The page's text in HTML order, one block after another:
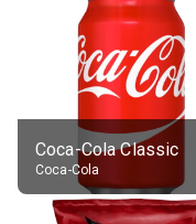
Coca-Cola Classic
Coca-Cola